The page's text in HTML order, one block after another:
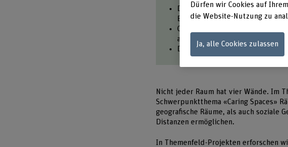
Das Themenfeld Caring Society
Beziehungen möglich sind.
Caring Spaces umfassen
auch digitale Begegnungsräume.
Drei Projekte zeigen auf, in
Nicht jeder Raum hat vier Wände. Im
Schwerpunktthema «Caring Spaces»
geografische Räume, als auch soziale
Distanzen ermöglichen.
In Themenfeld-Projekten erforschen
Dürfen wir Cookies auf
die Website-Nutzung zu
Ja, alle Cookies zulassen